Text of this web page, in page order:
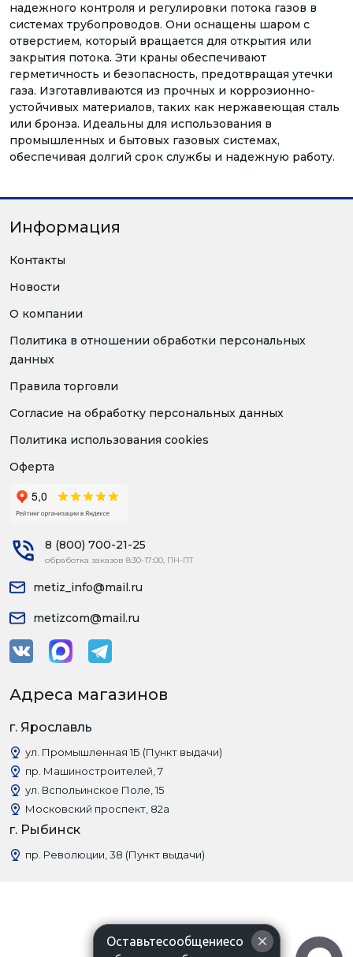
надежного контроля и регулировки потока газов в
системах трубопроводов. Они оснащены шаром с
отверстием, который вращается для открытия или
закрытия потока. Эти краны обеспечивают
герметичность и безопасность, предотвращая утечки
газа. Изготавливаются из прочных и коррозионно-
устойчивых материалов, таких как нержавеющая сталь
или бронза. Идеальны для использования в
промышленных и бытовых газовых системах,
обеспечивая долгий срок службы и надежную работу.
Информация
Контакты
Новости
О компании
Политика в отношении обработки персональных
данных
Правила торговли
Согласие на обработку персональных данных
Политика использования cookies
Оферта
8 (800) 700-21-25
обработка заказов 8:30-17:00, ПН-ПТ
metiz_info@mail.ru
metizcom@mail.ru
Адреса магазинов
г. Ярославль
ул. Промышленная 1Б (Пункт выдачи)
пр. Машиностроителей, 7
ул. Вспольинское Поле, 15
Московский проспект, 82а
г. Рыбинск
пр. Революции, 38 (Пункт выдачи)
Оставьтесообщениесо